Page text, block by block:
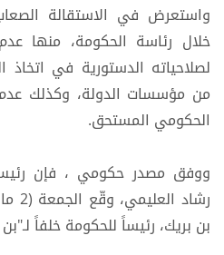
واستعرض في الاستقالة
خلال رئاسة الحكومة، منها
لصلاحياته الدستورية في اتخاذ
من مؤسسات الدولة، وكذلك
الحكومي المستحق.
ووفق مصدر حكومي ، فإن
بن بريك، رئيساً للحكومة خلفاً